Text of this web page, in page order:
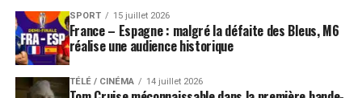
SPORT 15 juillet 2026
France – Espagne : malgré la défaite des Bleus, M6
réalise une audience historique
TÉLÉ / CINÉMA 14 juillet 2026